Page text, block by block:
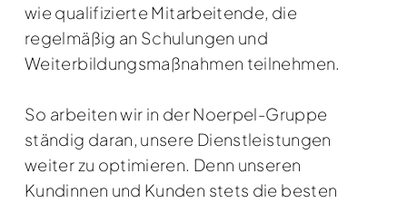
wie qualifizierte Mitarbeitende, die
regelmäßig an Schulungen und
Weiterbildungsmaßnahmen teilnehmen.
So arbeiten wir in der Noerpel-Gruppe
ständig daran, unsere Dienstleistungen
weiter zu optimieren. Denn unseren
Kundinnen und Kunden stets die besten